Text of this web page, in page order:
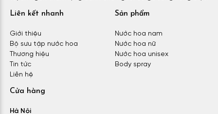
Liên kết nhanh
Giới thiệu
Bộ sưu tập nước hoa
Thương hiệu
Tin tức
Liên hệ
Sản phẩm
Nước hoa nam
Nước hoa nữ
Nước hoa unisex
Body spray
Cửa hàng
Hà Nội